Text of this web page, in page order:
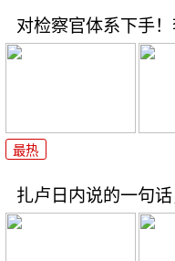
对检察官体系下手
最热
扎卢日内说的一句